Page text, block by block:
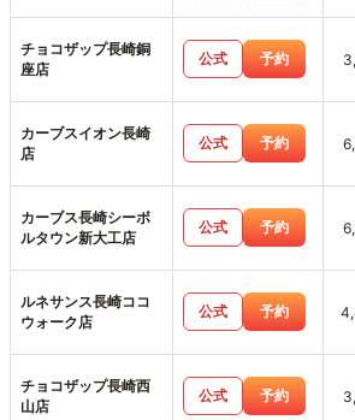
チョコザップ長崎銅
座店
公式 予約
カーブスイオン長崎
店
公式 予約
カーブス長崎シーボ
ルタウン新大工店
公式 予約
ルネサンス長崎ココ
ウォーク店
公式 予約
チョコザップ長崎西
山店
公式 予約